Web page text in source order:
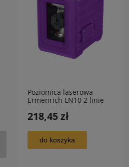
Poziomica laserowa
Ermenrich LN10 2 linie
218,45 zł
do koszyka